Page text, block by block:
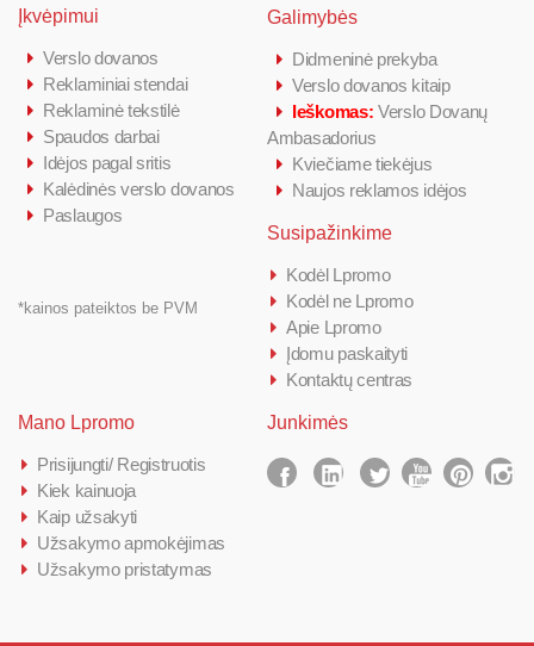
Įkvėpimui
Verslo dovanos
Reklaminiai stendai
Reklaminė tekstilė
Spaudos darbai
Idėjos pagal sritis
Kalėdinės verslo dovanos
Paslaugos
*kainos pateiktos be PVM
Galimybės
Didmeninė prekyba
Verslo dovanos kitaip
Ieškomas: Verslo Dovanų
Ambasadorius
Kviečiame tiekėjus
Naujos reklamos idėjos
Susipažinkime
Kodėl Lpromo
Kodėl ne Lpromo
Apie Lpromo
Įdomu paskaityti
Kontaktų centras
Mano Lpromo
Prisijungti/ Registruotis
Kiek kainuoja
Kaip užsakyti
Užsakymo apmokėjimas
Užsakymo pristatymas
Junkimės